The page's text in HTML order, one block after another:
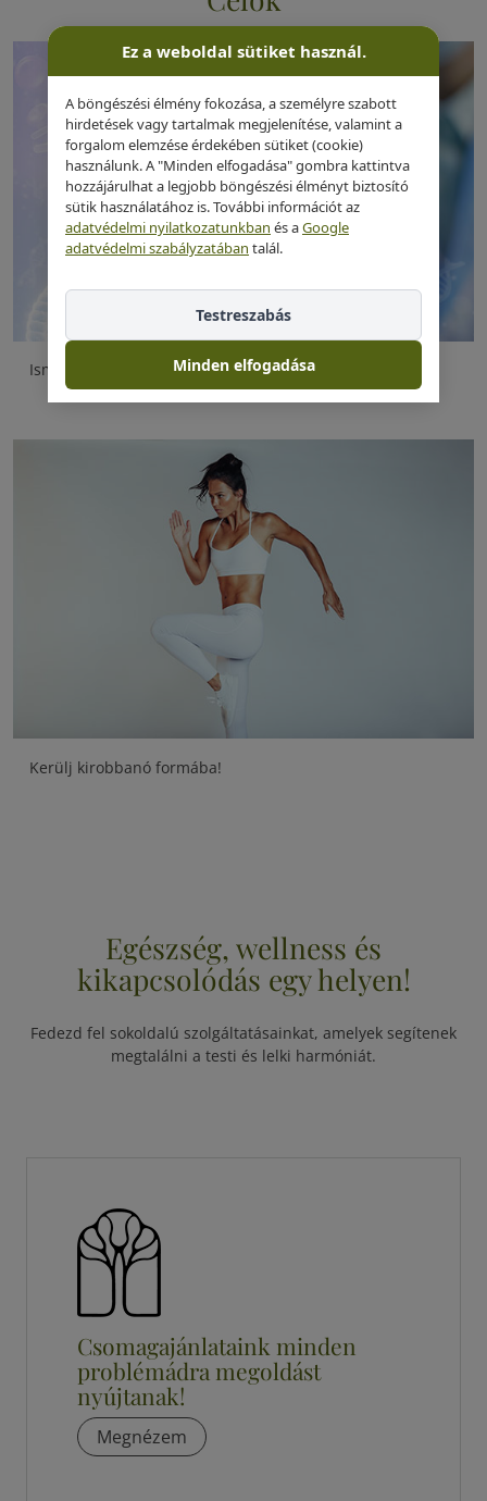
Ismerd meg a XXI. század innovatív lehetőségeit!
Kerülj kirobbanó formába!
Egészség, wellness és
kikapcsolódás egy helyen!
Fedezd fel sokoldalú szolgáltatásainkat, amelyek segítenek
megtalálni a testi és lelki harmóniát.
Csomagajánlataink minden
problémádra megoldást
nyújtanak!
Megnézem
Ez a weboldal sütiket használ.
A böngészési élmény fokozása, a személyre szabott
hirdetések vagy tartalmak megjelenítése, valamint a
forgalom elemzése érdekében sütiket (cookie)
használunk. A "Minden elfogadása" gombra kattintva
hozzájárulhat a legjobb böngészési élményt biztosító
sütik használatához is. További információt az
adatvédelmi nyilatkozatunkban és aGoogle
adatvédelmi szabályzatában talál.
Minden elfogadása
Testreszabás